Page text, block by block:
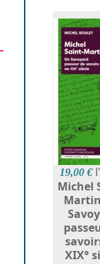
19,00 €
Michel
XIX°